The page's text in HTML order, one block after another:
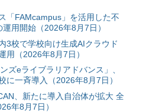
「FAMcampus」を活用した不
用開始（2026年8月7日）
3校で学校向け生成AIクラウド
用（2026年8月7日）
ズeライブラリアドバンス」、
に一斉導入（2026年8月7日）
、新たに導入自治体が拡大 全
年8月7日）